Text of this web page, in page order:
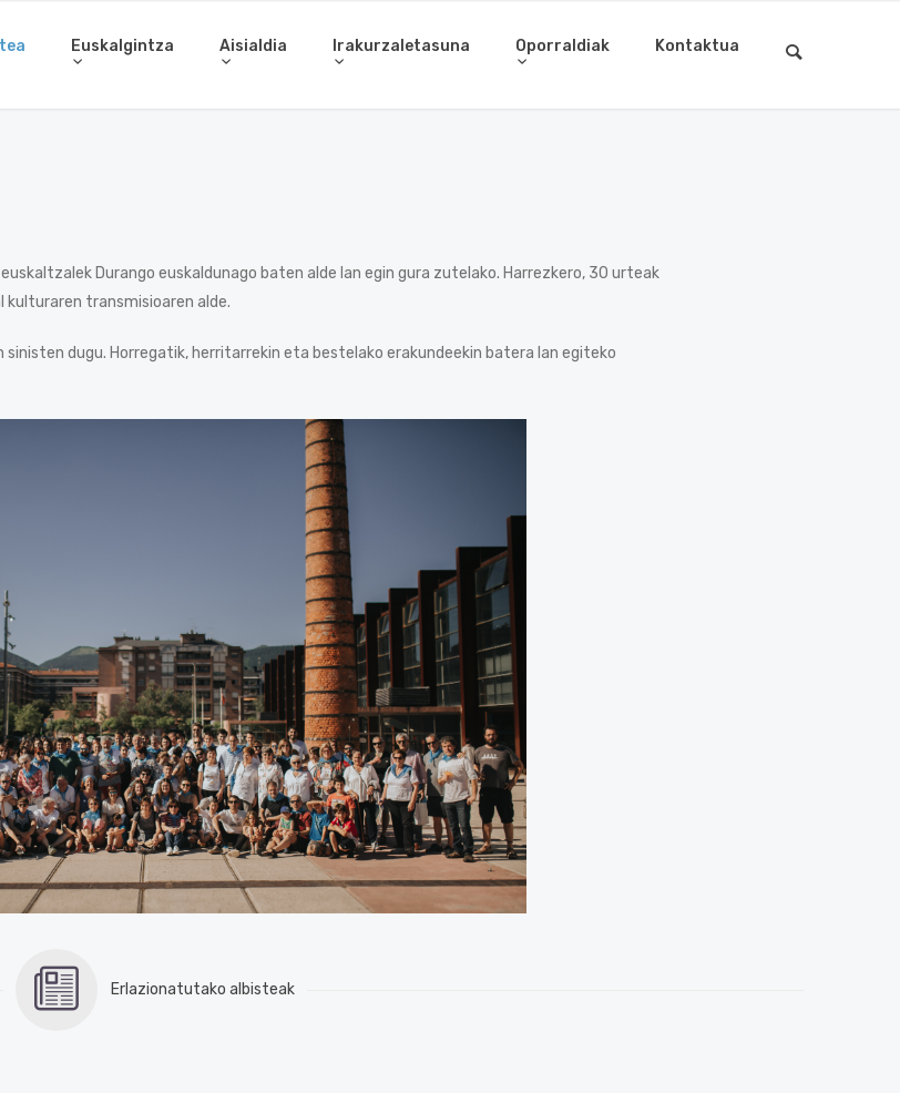
Euskalgintza Aisialdia Irakurzaletasuna Oporraldiak Kontaktua
Durango euskaldunago baten alde lan egin gura zutelako. Harrezkero, 30 urteak
transmisioaren alde.
dugu. Horregatik, herritarrekin eta bestelako erakundeekin batera lan egiteko
Erlazionatutako albisteak